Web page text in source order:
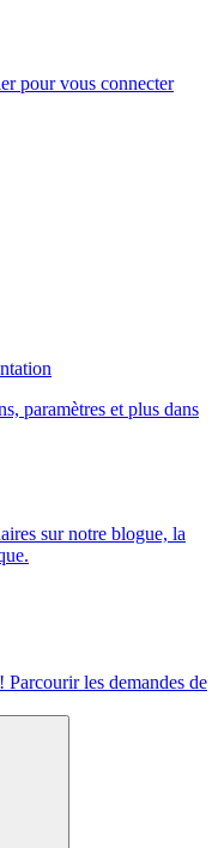
pour vous connecter
paramètres et plus dans
sur notre blogue, la
Parcourir les demandes de